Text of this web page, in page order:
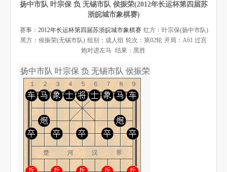
象棋棋谱
残局破解
扬中市队 叶宗保 负 无锡市队 侯振荣(2012年长运杯第四届苏
浙皖城市象棋赛)
赛事： 2012年长运杯第四届苏浙皖城市象棋赛 红方：叶宗保(扬中市队)
黑方：侯振荣(无锡市队) 组别：成人组 轮次：第02轮 开局：A61 过宫
炮对进左马 结果：黑胜
扬中市队 叶宗保 负 无锡市队 侯振荣-象棋道
１２３４５６７８９
楚 河 汉 界